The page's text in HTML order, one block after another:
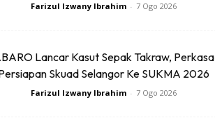
Farizul Izwany Ibrahim - 7 Ogo 2026
Lancar Kasut Sepak Takraw, Perkasa
Skuad Selangor Ke SUKMA 2026
Farizul Izwany Ibrahim - 7 Ogo 2026